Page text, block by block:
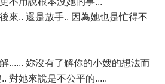
來.. 還是放手.. 因為她也是忙得不
...... 妳沒有了解你的小嫂的想法而
對她來說是不公平的.....